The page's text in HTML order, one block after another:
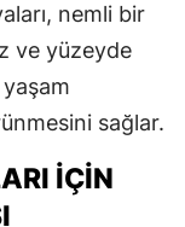
nemli bir
ve yüzeyde
sağlar.
İÇIN